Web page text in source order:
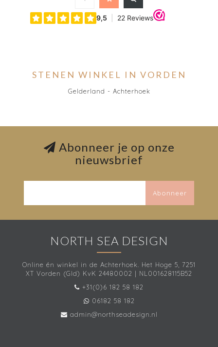
STENEN WINKEL IN VORDEN
Gelderland - Achterhoek
Abonneer je op onze
nieuwsbrief
Abonneer
NORTH SEA DESIGN
Online én winkel in de Achterhoek. Het Hoge 5, 7251
XT Vorden (Gld) KvK 24480002 | NL001628115B52
+31(0)6 182 58 182
06182 58 182
admin@northseadesign.nl